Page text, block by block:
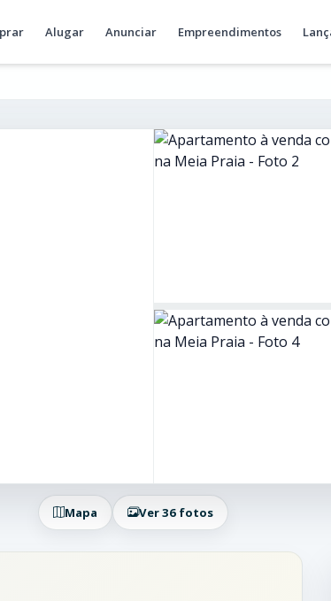
Alugar Anunciar Empreendimentos
Mapa Ver 36 fotos